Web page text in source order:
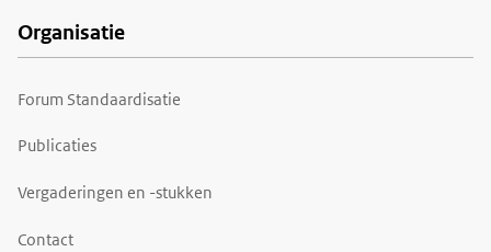
Organisatie
Forum Standaardisatie
Publicaties
Vergaderingen en -stukken
Contact